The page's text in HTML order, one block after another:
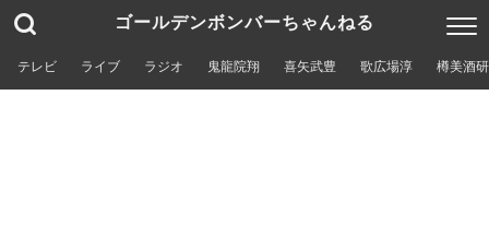
ゴールデンボンバーちゃんねる
テレビ ライブ ラジオ 鬼龍院翔 喜矢武豊 歌広場淳 樽美酒